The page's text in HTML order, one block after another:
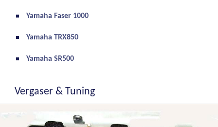
Yamaha Faser 1000
Yamaha TRX850
Yamaha SR500
Vergaser & Tuning